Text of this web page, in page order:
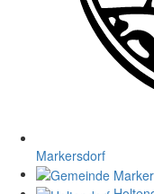
Markersdorf